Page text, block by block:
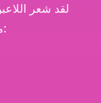
لقد شعر
لأسباب عديدة: